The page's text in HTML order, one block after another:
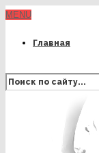
MENU
Главная